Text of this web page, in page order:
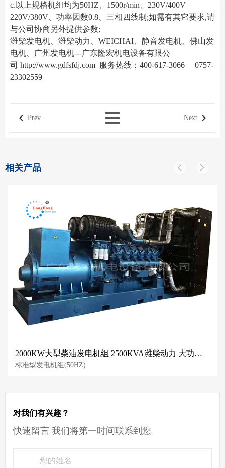
c.以上规格机组均为50HZ、1500r/min、230V/400V
220V/380V、功率因数0.8、三相四线制;如需有其它要求,请
与公司协商另外提供参数;
潍柴发电机、潍柴动力、WEICHAI、静音发电机、佛山发
电机、广州发电机---广东隆宏机电设备有限公
司 http://www.gdfsfdj.com 服务热线：400-617-3066 0757-
23302559
Prev Next
相关产品
2000KW大型柴油发电机组 2500KVA潍柴动力 大功率发电机 全球联保
标准型发电机组(50HZ)
对我们有兴趣？
快速留言 我们将第一时间联系到您